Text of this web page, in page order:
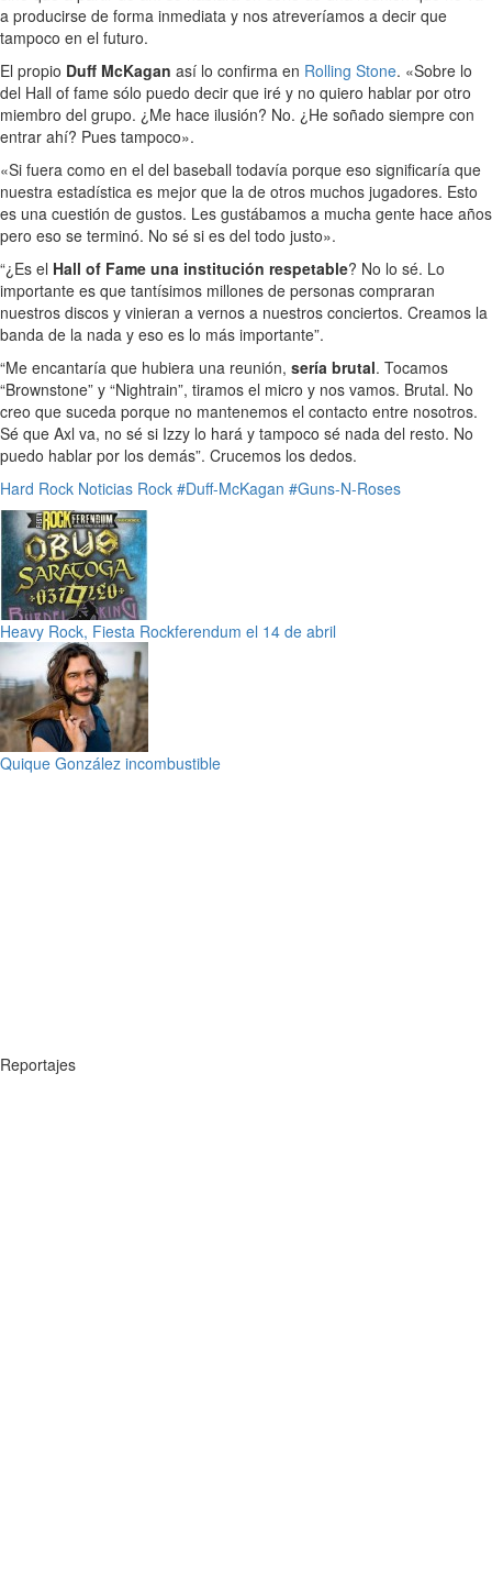
a producirse de forma inmediata y nos atreveríamos a decir que
tampoco en el futuro.
El propio Duff McKagan así lo confirma en Rolling Stone. «Sobre lo
del Hall of fame sólo puedo decir que iré y no quiero hablar por otro
miembro del grupo. ¿Me hace ilusión? No. ¿He soñado siempre con
entrar ahí? Pues tampoco».
«Si fuera como en el del baseball todavía porque eso significaría que
nuestra estadística es mejor que la de otros muchos jugadores. Esto
es una cuestión de gustos. Les gustábamos a mucha gente hace años
pero eso se terminó. No sé si es del todo justo».
“¿Es el Hall of Fame una institución respetable? No lo sé. Lo
importante es que tantísimos millones de personas compraran
nuestros discos y vinieran a vernos a nuestros conciertos. Creamos la
banda de la nada y eso es lo más importante”.
“Me encantaría que hubiera una reunión, sería brutal. Tocamos
“Brownstone” y “Nightrain”, tiramos el micro y nos vamos. Brutal. No
creo que suceda porque no mantenemos el contacto entre nosotros.
Sé que Axl va, no sé si Izzy lo hará y tampoco sé nada del resto. No
puedo hablar por los demás”. Crucemos los dedos.
Hard Rock Noticias Rock #Duff-McKagan #Guns-N-Roses
Heavy Rock, Fiesta Rockferendum el 14 de abril
Quique González incombustible
Reportajes